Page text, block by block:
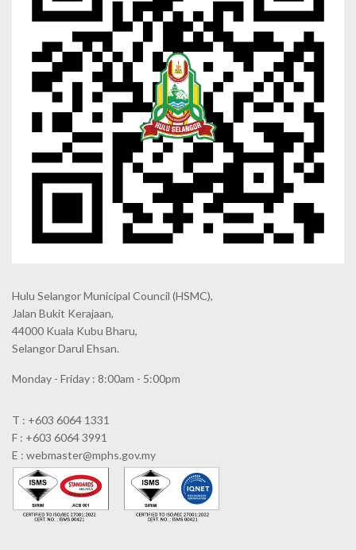
Hulu Selangor Municipal Council (HSMC),
Jalan Bukit Kerajaan,
44000 Kuala Kubu Bharu,
Selangor Darul Ehsan.
Monday - Friday : 8:00am - 5:00pm
T : +603 6064 1331
F : +603 6064 3991
E : webmaster@mphs.gov.my